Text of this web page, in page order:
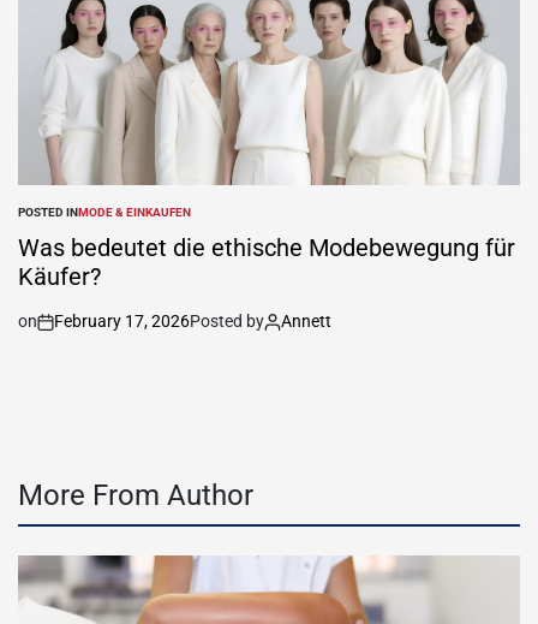
POSTED INMODE & EINKAUFEN
Was bedeutet die ethische Modebewegung für
Käufer?
on February 17, 2026Posted by Annett
More From Author